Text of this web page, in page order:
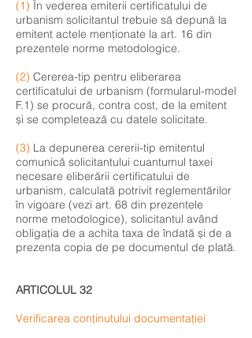
(1) În vederea emiterii certificatului de
urbanism solicitantul trebuie să depună la
emitent actele menționate la art. 16 din
prezentele norme metodologice.
(2) Cererea-tip pentru eliberarea
certificatului de urbanism (formularul-model
F.1) se procură, contra cost, de la emitent
și se completează cu datele solicitate.
(3) La depunerea cererii-tip emitentul
comunică solicitantului cuantumul taxei
necesare eliberării certificatului de
urbanism, calculată potrivit reglementărilor
în vigoare (vezi art. 68 din prezentele
norme metodologice), solicitantul având
obligația de a achita taxa de îndată și de a
prezenta copia de pe documentul de plată.
ARTICOLUL 32
Verificarea conținutului documentației